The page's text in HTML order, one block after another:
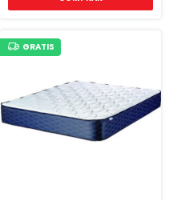
GRATIS